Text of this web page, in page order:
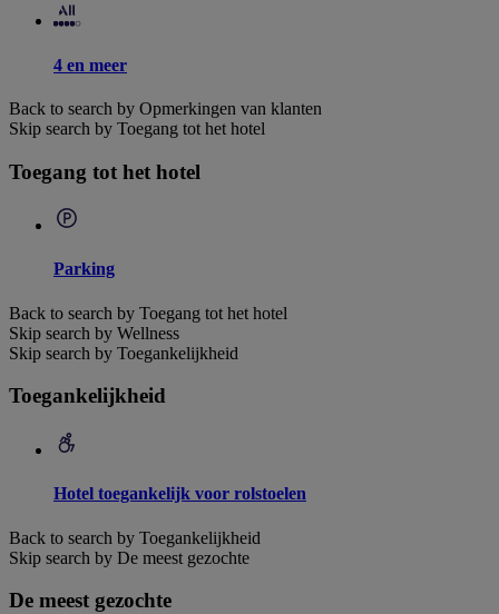
4 en meer
Back to search by Opmerkingen van klanten
Skip search by Toegang tot het hotel
Toegang tot het hotel
Parking
Back to search by Toegang tot het hotel
Skip search by Wellness
Skip search by Toegankelijkheid
Toegankelijkheid
Hotel toegankelijk voor rolstoelen
Back to search by Toegankelijkheid
Skip search by De meest gezochte
De meest gezochte